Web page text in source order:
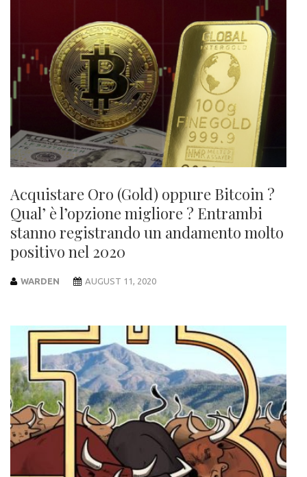
Acquistare Oro (Gold) oppure Bitcoin ?
Qual’ è l’opzione migliore ? Entrambi
stanno registrando un andamento molto
positivo nel 2020
WARDEN AUGUST 11, 2020